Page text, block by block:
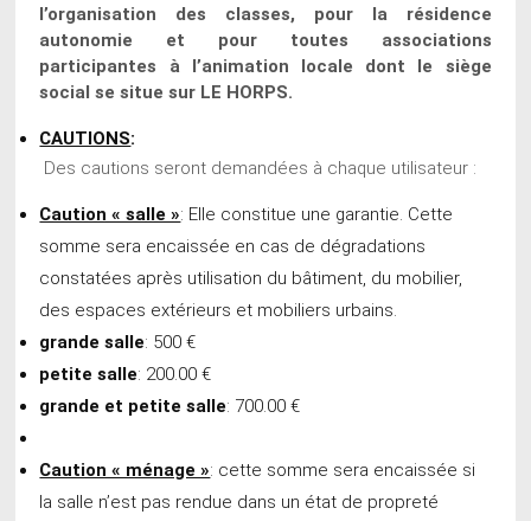
l’organisation des classes, pour la résidence
autonomie et pour toutes associations
participantes à l’animation locale dont le siège
social se situe sur LE HORPS.
CAUTIONS:
Des cautions seront demandées à chaque utilisateur :
Caution « salle »: Elle constitue une garantie. Cette
somme sera encaissée en cas de dégradations
constatées après utilisation du bâtiment, du mobilier,
des espaces extérieurs et mobiliers urbains.
grande salle: 500 €
petite salle: 200.00 €
grande et petite salle: 700.00 €
Caution « ménage »: cette somme sera encaissée si
la salle n’est pas rendue dans un état de propreté